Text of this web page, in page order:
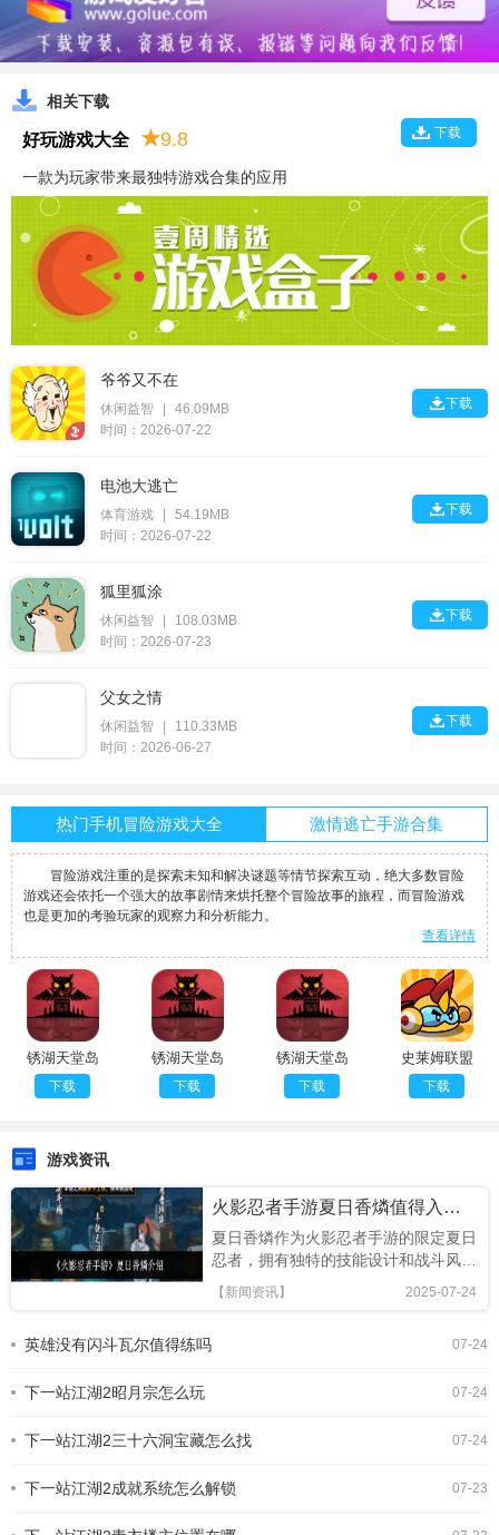
相关下载
下载
好玩游戏大全 ★9.8
一款为玩家带来最独特游戏合集的应用
爷爷又不在
休闲益智 |
46.09MB
时间：2026-07-22
下载
电池大逃亡
体育游戏 |
54.19MB
时间：2026-07-22
下载
狐里狐涂
休闲益智 |
108.03MB
时间：2026-07-23
下载
父女之情
休闲益智 |
110.33MB
时间：2026-06-27
下载
热门手机冒险游戏大全 激情逃亡手游合集
冒险游戏注重的是探索未知和解决谜题等情节探索互动，绝大多数冒险
游戏还会依托一个强大的故事剧情来烘托整个冒险故事的旅程，而冒险游戏
也是更加的考验玩家的观察力和分析能力。
查看详情
锈湖天堂岛
联机版
下载
锈湖天堂岛
最新版
下载
锈湖天堂岛
完整版
下载
史莱姆联盟
安卓版
下载
游戏资讯
火影忍者手游夏日香燐值得入手吗
夏日香燐作为火影忍者手游的限定夏日
忍者，拥有独特的技能设计和战斗风
格，本文将从技能解析、连招技巧及竞
技场表现全面评估，助你判断是否值得
基础攻击方面，夏日香燐的普攻为五段
主，具备良好的起手能力，第三段下劈
段持续输出中，锁链从地面穿出进行终
中效果。需要注意的是，最后一段
2025-07-24
【新闻资讯】
07-24
英雄没有闪斗瓦尔值得练吗
07-24
下一站江湖2昭月宗怎么玩
07-24
下一站江湖2三十六洞宝藏怎么找
07-23
下一站江湖2成就系统怎么解锁